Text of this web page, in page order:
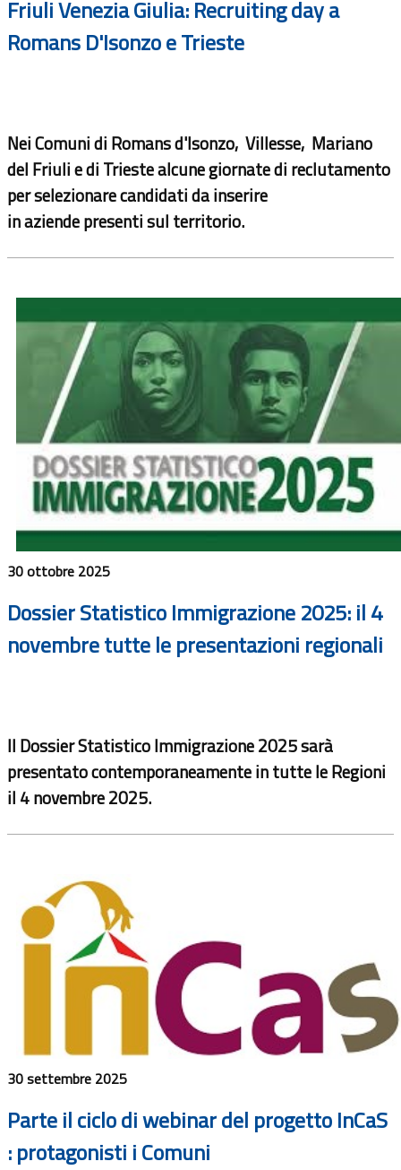
Friuli Venezia Giulia: Recruiting day a
Romans D'Isonzo e Trieste
Nei Comuni di Romans d'Isonzo, Villesse, Mariano
del Friuli e di Trieste alcune giornate di reclutamento
per selezionare candidati da inserire
inaziendepresenti sul territorio.
30 ottobre 2025
Dossier Statistico Immigrazione 2025: il 4
novembre tutte le presentazioni regionali
Il Dossier Statistico Immigrazione 2025 sarà
presentato contemporaneamente in tutte le Regioni
il 4 novembre 2025.
30 settembre 2025
Parte il ciclo di webinar del progetto InCaS
: protagonisti i Comuni